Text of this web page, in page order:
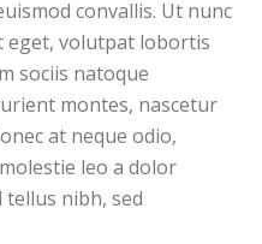
convallis. Ut nunc
eget, volutpat lobortis
sociis natoque
montes, nascetur
at neque odio,
leo a dolor
tellus nibh, sed